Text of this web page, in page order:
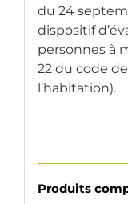
du 24
dispositif
personnes à
22 du code
l’habitation).
Produits